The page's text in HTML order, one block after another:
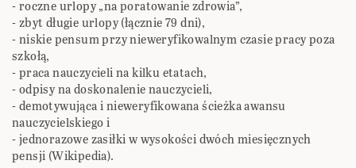
‎- roczne urlopy „na poratowanie zdrowia”,‎
‎- zbyt długie urlopy (łącznie 79 dni),‎
‎- niskie pensum przy nieweryfikowalnym czasie pracy poza
szkołą,‎
‎- praca nauczycieli na kilku etatach,‎
‎- odpisy na doskonalenie nauczycieli,‎
‎- demotywująca i nieweryfikowana ścieżka awansu
nauczycielskiego i
‎- jednorazowe zasiłki w wysokości dwóch miesięcznych
pensji (Wikipedia).‎